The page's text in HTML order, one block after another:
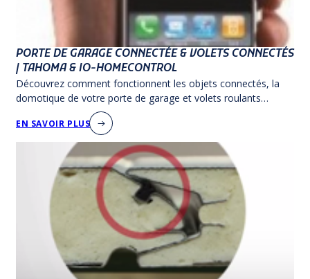
PORTE DE GARAGE CONNECTÉE & VOLETS CONNECTÉS
| TAHOMA & IO-HOMECONTROL
Découvrez comment fonctionnent les objets connectés, la
domotique de votre porte de garage et volets roulants
connectés et leurs technologies.
EN SAVOIR PLUS